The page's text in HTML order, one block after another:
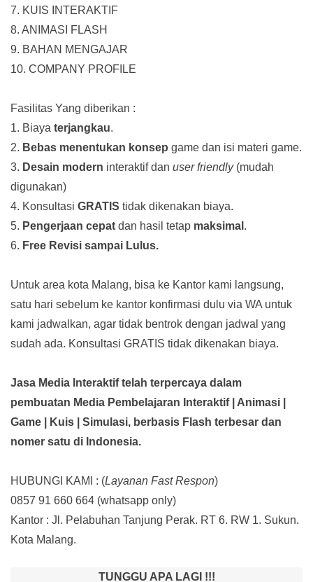
7. KUIS INTERAKTIF
8. ANIMASI FLASH
9. BAHAN MENGAJAR
10. COMPANY PROFILE
Fasilitas Yang diberikan :
1. Biaya terjangkau.
2. Bebas menentukan konsep game dan isi materi game.
3. Desain modern interaktif dan user friendly(mudah
digunakan)
4. Konsultasi GRATIS tidak dikenakan biaya.
5. Pengerjaan cepat dan hasil tetap maksimal .
6. Free Revisi sampai Lulus.
Untuk area kota Malang, bisa ke Kantor kami langsung,
satu hari sebelum ke kantor konfirmasi dulu via WA untuk
kami jadwalkan, agar tidak bentrok dengan jadwal yang
sudah ada. Konsultasi GRATIS tidak dikenakan biaya.
Jasa Media Interaktif telah terpercaya dalam
pembuatan Media Pembelajaran Interaktif| Animasi |
Game | Kuis | Simulasi, berbasis Flash terbesar dan
nomer satu di Indonesia.
HUBUNGI KAMI : (Layanan Fast Respon)
0857 91 660 664 (whatsapp only)
Kantor : Jl. Pelabuhan Tanjung Perak. RT 6. RW 1. Sukun.
Kota Malang.
TUNGGU APA LAGI !!!